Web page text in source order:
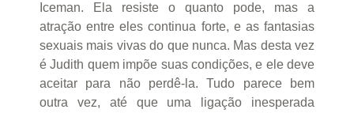
Iceman. Ela resiste o quanto pode, mas a
atração entre eles continua forte, e as fantasias
sexuais mais vivas do que nunca. Mas desta vez
é Judith quem impõe suas condições, e ele deve
aceitar para não perdê-la. Tudo parece bem
outra vez, até que uma ligação inesperada